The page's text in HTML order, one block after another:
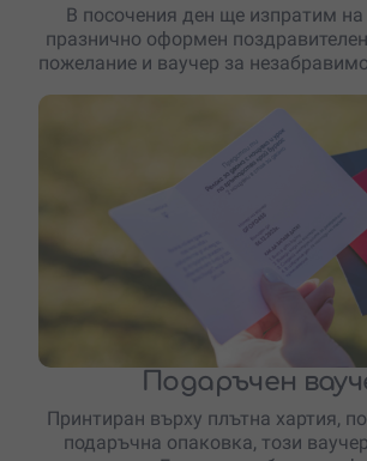
В посочения ден ще изпратим на
празнично оформен
пожелание и ваучер за
Подаръчен
Принтиран върху плътна хартия,
подаръчна опаковка, този